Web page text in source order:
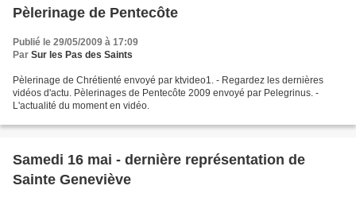
Pèlerinage de Pentecôte
Publié le 29/05/2009 à 17:09
Par Sur les Pas des Saints
Pèlerinage de Chrétienté envoyé par ktvideo1. - Regardez les dernières
vidéos d'actu. Pèlerinages de Pentecôte 2009 envoyé par Pelegrinus. -
L'actualité du moment en vidéo.
Samedi 16 mai - dernière représentation de
Sainte Geneviève